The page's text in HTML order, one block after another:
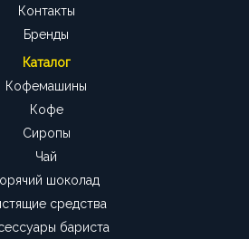
Контакты
Бренды
Каталог
Кофемашины
Кофе
Сиропы
Чай
шоколад
средства
бариста